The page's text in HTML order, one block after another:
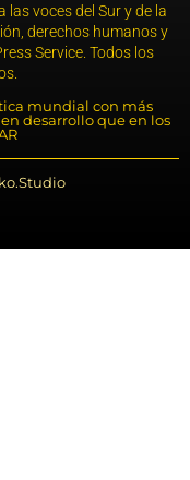
voces del Sur y de la
derechos humanos y
Service. Todos los
mundial con más
desarrollo que en los